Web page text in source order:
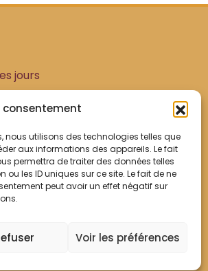
consentement
nous utilisons des technologies telles que
aux informations des appareils. Le fait
permettra de traiter des données telles
les ID uniques sur ce site. Le fait de ne
peut avoir un effet négatif sur
Voir les préférences
jours
de 9h00 à 13h00
14h00 à 21h00
vous